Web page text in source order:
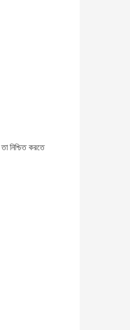
নিশ্চিত করতে